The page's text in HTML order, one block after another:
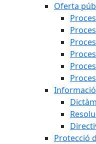
Oferta
Protecció